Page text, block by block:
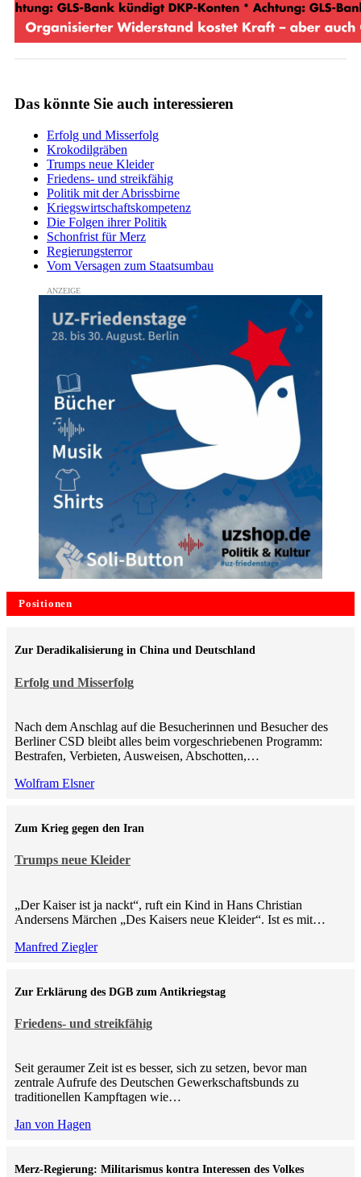
Das könnte Sie auch interessieren
Erfolg und Misserfolg
Krokodilgräben
Trumps neue Kleider
Friedens- und streikfähig
Politik mit der Abrissbirne
Kriegswirtschaftskompetenz
Die Folgen ihrer Politik
Schonfrist für Merz
Regierungsterror
Vom Versagen zum Staatsumbau
Positionen
Erfolg und Misserfolg
Zur Deradikalisierung in China und Deutschland
Nach dem Anschlag auf die Besucherinnen und Besucher des
Berliner CSD bleibt alles beim vorgeschriebenen Programm:
Bestrafen, Verbieten, Ausweisen, Abschotten,…
Wolfram Elsner
Trumps neue Kleider
Zum Krieg gegen den Iran
„Der Kaiser ist ja nackt“, ruft ein Kind in Hans Christian
Andersens Märchen „Des Kaisers neue Kleider“. Ist es mit…
Manfred Ziegler
Friedens- und streikfähig
Zur Erklärung des DGB zum Antikriegstag
Seit geraumer Zeit ist es besser, sich zu setzen, bevor man
zentrale Aufrufe des Deutschen Gewerkschaftsbunds zu
traditionellen Kampftagen wie…
Jan von Hagen
Merz-Regierung: Militarismus kontra Inte­ressen des Volkes